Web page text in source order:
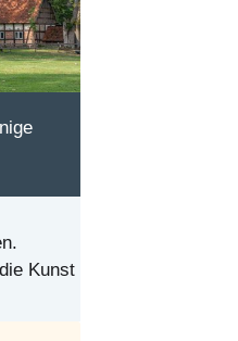
Kunst